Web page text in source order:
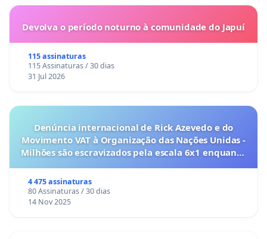
Devolva o período noturno à comunidade do Japuí
115 assinaturas
115 Assinaturas / 30 dias
31 Jul 2026
Denúncia internacional de Rick Azevedo e do
Movimento VAT à Organização das Nações Unidas -
Milhões são escravizados pela escala 6x1 enquanto
4 475 assinaturas
80 Assinaturas / 30 dias
14 Nov 2025